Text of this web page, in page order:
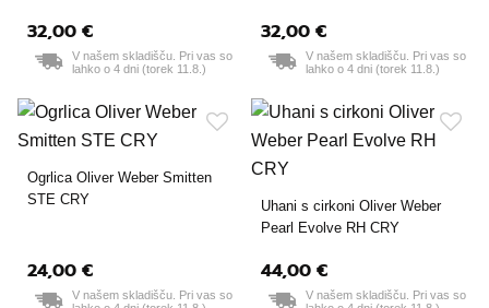
32,00 €
V našem skladišču. Pri vas so
lahko o 4 dni (torek 11.8.)
32,00 €
V našem skladišču. Pri vas so
lahko o 4 dni (torek 11.8.)
Ogrlica Oliver Weber Smitten
STE CRY
24,00 €
V našem skladišču. Pri vas so
Uhani s cirkoni Oliver Weber
Pearl Evolve RH CRY
44,00 €
V našem skladišču. Pri vas so